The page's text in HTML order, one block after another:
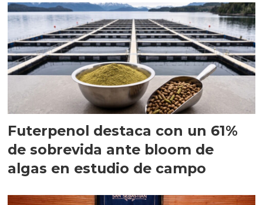
Futerpenol destaca con un 61%
de sobrevida ante bloom de
algas en estudio de campo